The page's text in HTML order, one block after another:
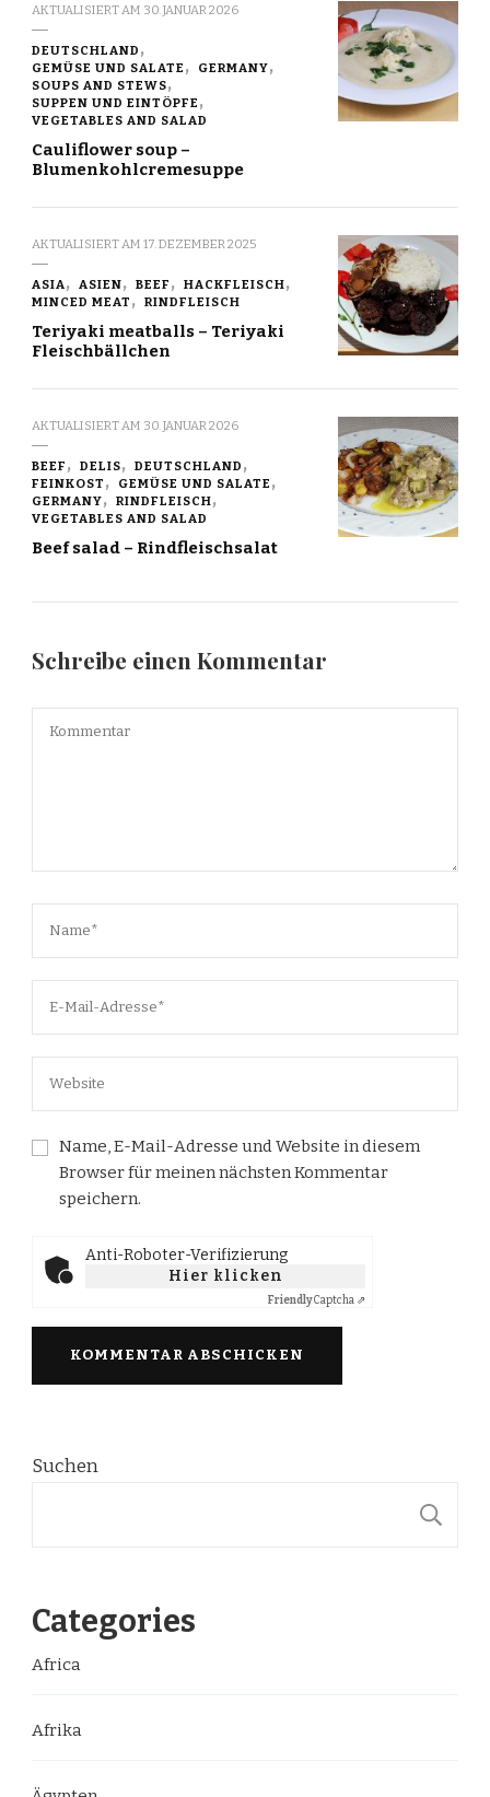
AKTUALISIERT AM 30. JANUAR 2026
DEUTSCHLAND
GEMÜSE UND SALATE
GERMANY
SOUPS AND STEWS
SUPPEN UND EINTÖPFE
VEGETABLES AND SALAD
Cauliflower soup –
Blumenkohlcremesuppe
AKTUALISIERT AM 17. DEZEMBER 2025
ASIA ASIEN BEEF
HACKFLEISCH
MINCED MEAT
RINDFLEISCH
Teriyaki meatballs – Teriyaki
Fleischbällchen
AKTUALISIERT AM 30. JANUAR 2026
BEEF DELIS
DEUTSCHLAND
FEINKOST
GEMÜSE UND SALATE
GERMANY
RINDFLEISCH
VEGETABLES AND SALAD
Beef salad – Rindfleischsalat
Schreibe einen Kommentar
Name, E-Mail-Adresse und Website in diesem
Browser für meinen nächsten Kommentar
speichern.
Anti-Roboter-Verifizierung
Hier klicken
FriendlyCaptcha ⇗
Suchen
Categories
Africa
Afrika